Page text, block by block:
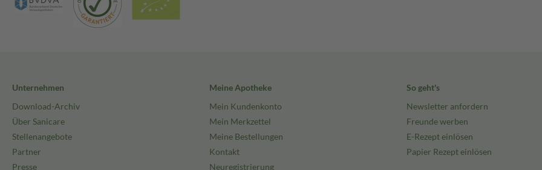
Unternehmen
Download-Archiv
Über Sanicare
Stellenangebote
Partner
Presse
Meine Apotheke
Mein Kundenkonto
Mein Merkzettel
Meine Bestellungen
Kontakt
Neuregistrierung
So geht's
Newsletter anfordern
Freunde werben
E-Rezept einlösen
Papier Rezept einlösen